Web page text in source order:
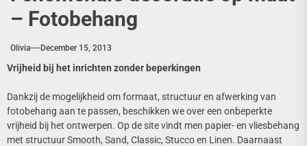
– Fotobehang
Olivia December 15, 2013
Vrijheid bij het inrichten zonder beperkingen
Dankzij de mogelijkheid om formaat, structuur en afwerking van
fotobehang aan te passen, beschikken we over een onbeperkte
vrijheid bij het ontwerpen. Op de site vindt men papier- en vliesbehang
met structuur Smooth, Sand, Classic, Stucco en Linen. Daarnaast